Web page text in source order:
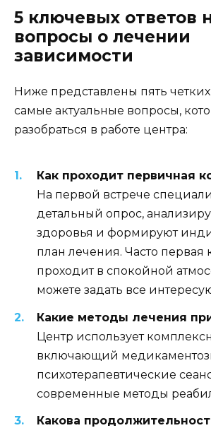
5 ключевых ответов
вопросы о лечении
зависимости
Ниже представлены пять четких
самые актуальные вопросы,
разобраться в работе центра:
Как проходит первичная
На первой встрече
детальный опрос,
здоровья и формируют
план лечения. Часто первая
проходит в спокойной
можете задать все
Какие методы лечения
Центр использует
включающий
психотерапевтические
современные методы
Какова